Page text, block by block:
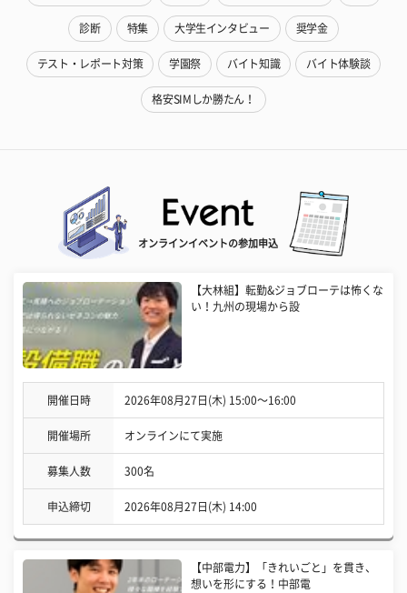
診断 特集 大学生インタビュー 奨学金
テスト・レポート対策 学園祭 バイト知識 バイト体験談
格安SIMしか勝たん！
オンラインイベントの参加申込
【大林組】転勤&ジョブローテは怖くな
い！九州の現場から設
開催日時 2026年08月27日(木) 15:00〜16:00
開催場所 オンラインにて実施
募集人数 300名
申込締切 2026年08月27日(木) 14:00
【中部電力】「きれいごと」を貫き、
想いを形にする！中部電